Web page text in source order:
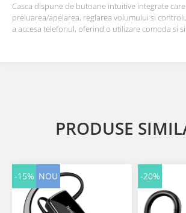
Casca dispune de butoane intuitive integrate
preluarea/apelarea, reglarea volumului si
a accesa telefonul, oferind o utilizare comoda si
PRODUSE
-15% NOU -20%